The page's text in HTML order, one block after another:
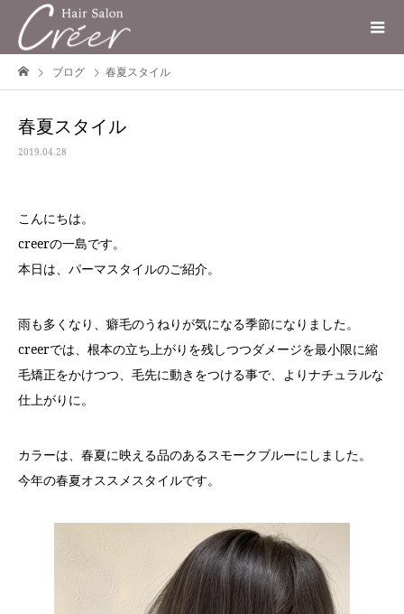
ブログ 春夏スタイル
春夏スタイル
2019.04.28
こんにちは。
creerの一島です。
本日は、パーマスタイルのご紹介。
雨も多くなり、癖毛のうねりが気になる季節になりました。
creerでは、根本の立ち上がりを残しつつダメージを最小限に縮
毛矯正をかけつつ、毛先に動きをつける事で、よりナチュラルな
仕上がりに。
カラーは、春夏に映える品のあるスモークブルーにしました。
今年の春夏オススメスタイルです。